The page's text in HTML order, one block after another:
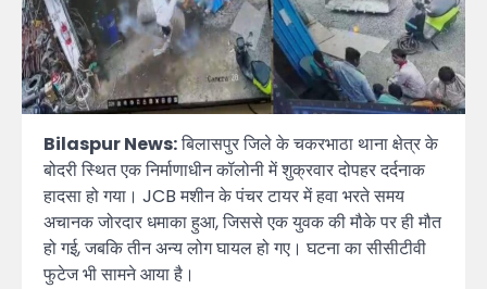
Bilaspur News:बिलासपुर जिले के चकरभाठा थाना क्षेत्र के
बोदरी स्थित एक निर्माणाधीन कॉलोनी में शुक्रवार दोपहर दर्दनाक
हादसा हो गया। JCB मशीन के पंचर टायर में हवा भरते समय
अचानक जोरदार धमाका हुआ, जिससे एक युवक की मौके पर ही मौत
हो गई, जबकि तीन अन्य लोग घायल हो गए। घटना का सीसीटीवी
फुटेज भी सामने आया है।